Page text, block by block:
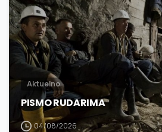
Aktuelno
PISMO RUDARIMA
04/08/2026